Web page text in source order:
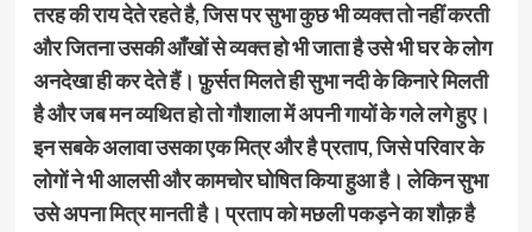
तरह की राय देते रहते है, जिस पर सुभा कुछ भी व्यक्त तो नहीं करती
और जितना उसकी आँखों से व्यक्त हो भी जाता है उसे भी घर के लोग
अनदेखा ही कर देते हैं। फ़ुर्सत मिलते ही सुभा नदी के किनारे मिलती
है और जब मन व्यथित हो तो गौशाला में अपनी गायों के गले लगे हुए।
इन सबके अलावा उसका एक मित्र और है प्रताप, जिसे परिवार के
लोगों ने भी आलसी और कामचोर घोषित किया हुआ है। लेकिन सुभा
उसे अपना मित्र मानती है। प्रताप को मछली पकड़ने का शौक़ है